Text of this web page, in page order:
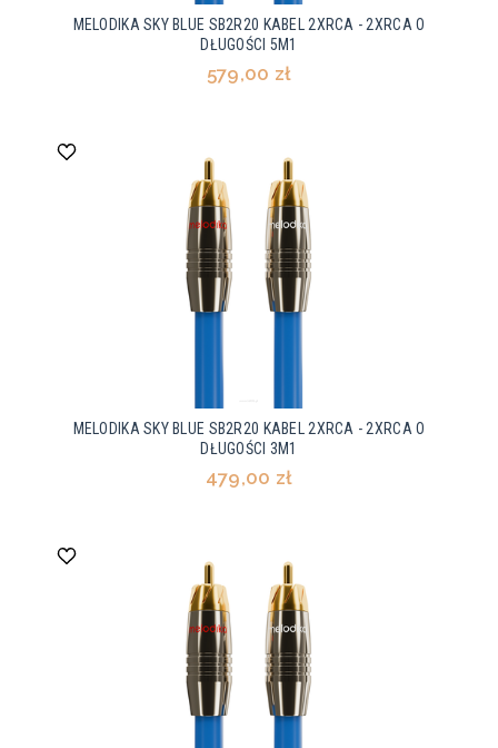
MELODIKA SKY BLUE SB2R20 KABEL 2XRCA - 2XRCA O
DŁUGOŚCI 5M1
579,00 zł
MELODIKA SKY BLUE SB2R20 KABEL 2XRCA - 2XRCA O
DŁUGOŚCI 3M1
479,00 zł